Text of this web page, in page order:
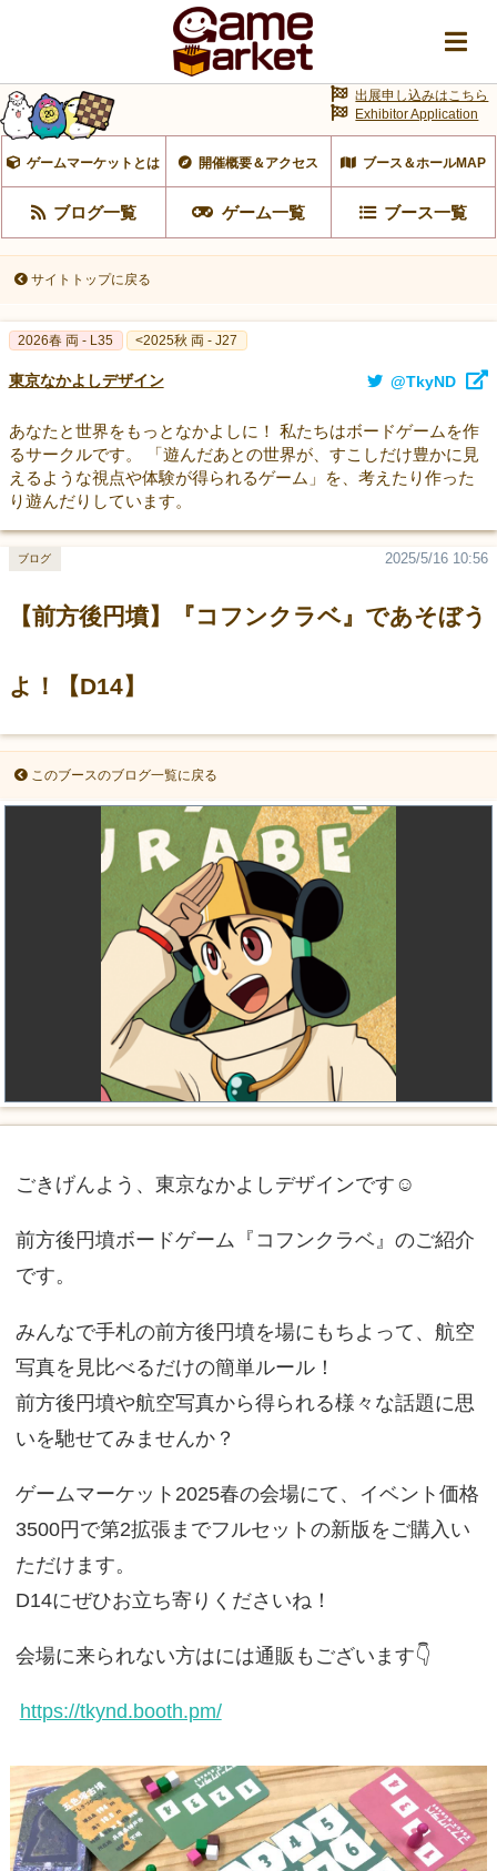
ゲームマーケットとは 開催概要＆アクセス ブース＆ホールMAP
ブログ一覧 ゲーム一覧 ブース一覧
出展申し込みはこちら
Exhibitor Application
サイトトップに戻る
2026春 両 - L35 <2025秋 両 - J27
東京なかよしデザイン @TkyND
あなたと世界をもっとなかよしに！ 私たちはボードゲームを作
るサークルです。 「遊んだあとの世界が、すこしだけ豊かに見
えるような視点や体験が得られるゲーム」を、考えたり作った
り遊んだりしています。
【前方後円墳】『コフンクラベ』であそぼう
よ！【D14】
2025/5/16 10:56
ブログ
このブースのブログ一覧に戻る
ごきげんよう、東京なかよしデザインです☺
前方後円墳ボードゲーム『コフンクラベ』のご紹介
です。
みんなで手札の前方後円墳を場にもちよって、航空
写真を見比べるだけの簡単ルール！
前方後円墳や航空写真から得られる様々な話題に思
いを馳せてみませんか？
ゲームマーケット2025春の会場にて、イベント価格
3500円で第2拡張までフルセットの新版をご購入い
ただけます。
D14にぜひお立ち寄りくださいね！
会場に来られない方はには通販もございます👇️
https://tkynd.booth.pm/